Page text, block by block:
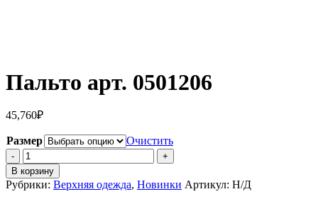
Пальто арт. 0501206
45,760₽
Размер
Очистить
Количество
Пальто
арт.
0501206
В корзину
Рубрики: Верхняя одежда, Новинки Артикул: Н/Д